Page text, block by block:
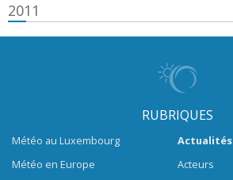
2011
RUBRIQUES
Météo au Luxembourg
Météo en Europe
Actualités
Acteurs